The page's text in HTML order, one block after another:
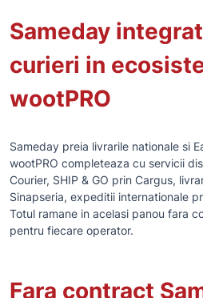
Sameday
curieri in
wootPRO
Sameday preia livrarile nationale si
wootPRO completeaza cu servicii
Courier, SHIP & GO prin Cargus,
Sinapseria, expeditii internationale
Totul ramane in acelasi panou fara
pentru fiecare operator.
Fara contract